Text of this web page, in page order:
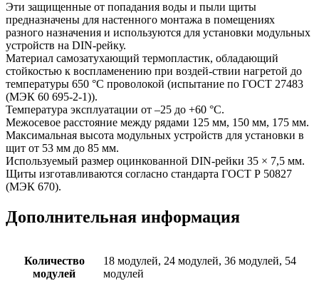
Эти защищенные от попадания воды и пыли щиты
предназначены для настенного монтажа в помещениях
разного назначения и используются для установки модульных
устройств на DIN-рейку.
Материал самозатухающий термопластик, обладающий
стойкостью к воспламенению при воздей-ствии нагретой до
температуры 650 °С проволокой (испытание по ГОСТ 27483
(МЭК 60 695-2-1)).
Температура эксплуатации от –25 до +60 °С.
Межосевое расстояние между рядами 125 мм, 150 мм, 175 мм.
Максимальная высота модульных устройств для установки в
щит от 53 мм до 85 мм.
Используемый размер оцинкованной DIN-рейки 35 × 7,5 мм.
Щиты изготавливаются согласно стандарта ГОСТ Р 50827
(МЭК 670).
Дополнительная информация
Количество
модулей
18 модулей, 24 модулей, 36 модулей, 54
модулей